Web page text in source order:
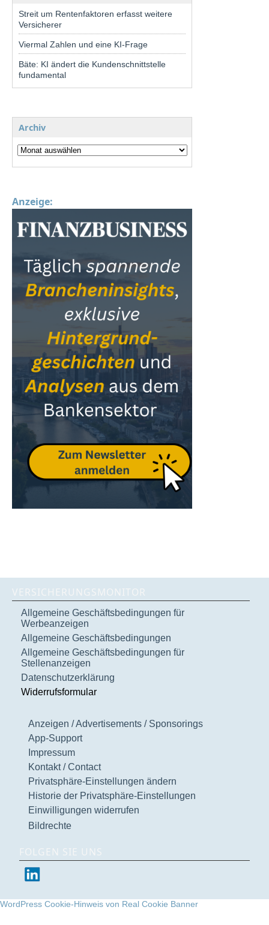
Streit um Rentenfaktoren erfasst weitere
Versicherer
Viermal Zahlen und eine KI-Frage
Bäte: KI ändert die Kundenschnittstelle
fundamental
Archiv
Anzeige:
VERSICHERUNGSMONITOR
Allgemeine Geschäftsbedingungen für
Werbeanzeigen
Allgemeine Geschäftsbedingungen
Allgemeine Geschäftsbedingungen für
Stellenanzeigen
Datenschutzerklärung
Widerrufsformular
Anzeigen / Advertisements / Sponsorings
App-Support
Impressum
Kontakt / Contact
Privatsphäre-Einstellungen ändern
Historie der Privatsphäre-Einstellungen
Einwilligungen widerrufen
Bildrechte
FOLGEN SIE UNS
WordPress Cookie-Hinweis von Real Cookie Banner